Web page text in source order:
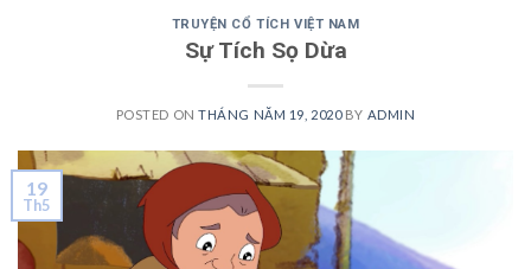
TRUYỆN CỔ TÍCH VIỆT NAM
Sự Tích Sọ Dừa
POSTED ONTHÁNG NĂM 19, 2020BY ADMIN
19
Th5